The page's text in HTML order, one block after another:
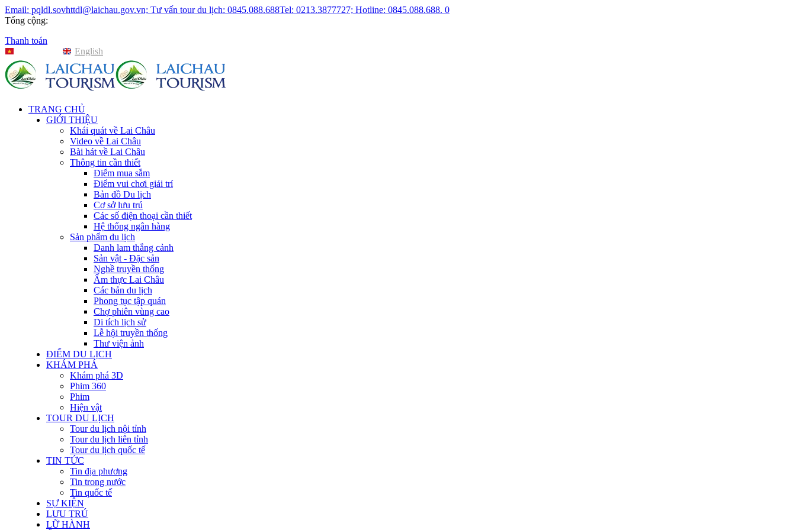
Email: pqldl.sovhttdl@laichau.gov.vn; Tư vấn tour du lịch: 0845.088.688Tel: 0213.3877727; Hotline: 0845.088.688. 0
Tổng cộng:
Thanh toán
English
TRANG CHỦ
GIỚI THIỆU
Khái quát về Lai Châu
Video về Lai Châu
Bài hát về Lai Châu
Thông tin cần thiết
Điểm mua sắm
Điểm vui chơi giải trí
Bản đồ Du lịch
Cơ sở lưu trú
Các số điện thoại cần thiết
Hệ thống ngân hàng
Sản phẩm du lịch
Danh lam thắng cảnh
Sản vật - Đặc sản
Nghề truyền thống
Ẩm thực Lai Châu
Các bản du lịch
Phong tục tập quán
Chợ phiên vùng cao
Di tích lịch sử
Lễ hội truyền thống
Thư viện ảnh
ĐIỂM DU LỊCH
KHÁM PHÁ
Khám phá 3D
Phim 360
Phim
Hiện vật
TOUR DU LỊCH
Tour du lịch nội tỉnh
Tour du lịch liên tỉnh
Tour du lịch quốc tế
TIN TỨC
Tin địa phương
Tin trong nước
Tin quốc tế
SỰ KIỆN
LƯU TRÚ
LỮ HÀNH